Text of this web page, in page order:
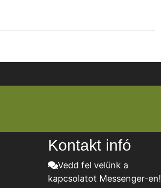
Kontakt infó
Vedd fel velünk a
kapcsolatot Messenger-en!